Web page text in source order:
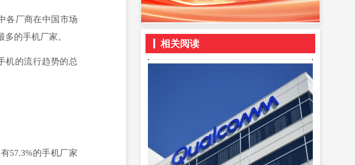
各厂商在中国市场
的手机厂家。
机的流行趋势的总
57.3%的手机厂家
相关阅读